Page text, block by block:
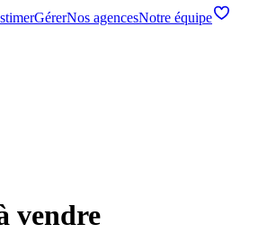
GérerNos agencesNotre équipe
vendre